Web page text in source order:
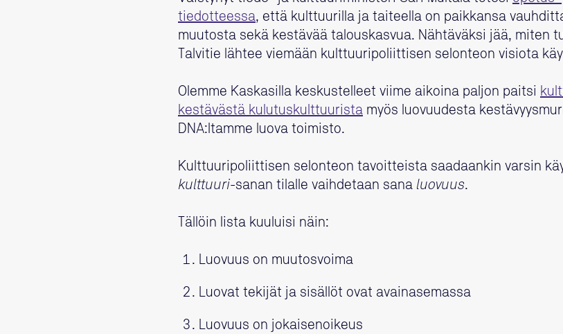
tiedotteessa, että kulttuurilla ja taiteella on paikkansa
muutosta sekä kestävää talouskasvua. Nähtäväksi jää, miten
Talvitie lähtee viemään kulttuuripoliittisen selonteon visiota
Olemme Kaskasilla keskustelleet viime aikoina paljon paitsi
kestävästä kulutuskulttuurista myös luovuudesta
DNA:ltamme luova toimisto.
Kulttuuripoliittisen selonteon tavoitteista saadaankin varsin
kulttuuri-sanan tilalle vaihdetaan sana luovuus.
Tällöin lista kuuluisi näin:
Luovuus on muutosvoima
Luovat tekijät ja sisällöt ovat avainasemassa
Luovuus on jokaisenoikeus